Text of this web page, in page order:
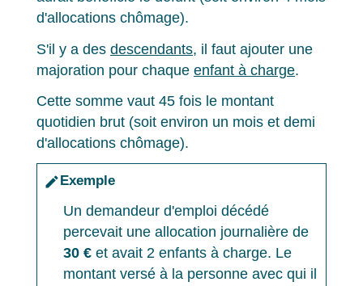
d'allocations chômage).
S'il y a des descendants, il faut ajouter une
majoration pour chaque enfant à charge.
Cette somme vaut 45 fois le montant
quotidien brut (soit environ un mois et demi
d'allocations chômage).
edit Exemple
Un demandeur d'emploi décédé
percevait une allocation journalière de
30 € et avait 2 enfants à charge. Le
montant versé à la personne avec qui il